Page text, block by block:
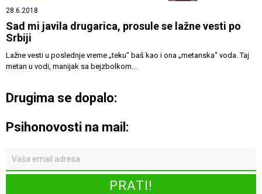
28.6.2018
Sad mi javila drugarica, prosule se lažne vesti po
Srbiji
Lažne vesti u poslednje vreme „teku“ baš kao i ona „metanska“ voda. Taj
metan u vodi, manijak sa bejzbolkom...
Drugima se dopalo:
Psihonovosti na mail: